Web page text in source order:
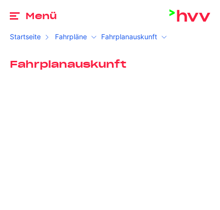
Menü
Startseite Fahrpläne Fahrplanauskunft
Fahrplanauskunft